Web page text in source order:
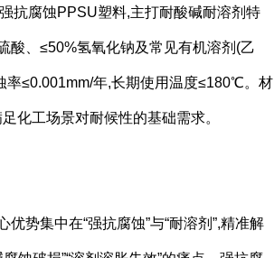
抗腐蚀PPSU塑料,主打耐酸碱耐溶剂特
酸、≤50%氢氧化钠及常见有机溶剂(乙
率≤0.001mm/年,长期使用温度≤180℃。材
化工场景对耐候性的基础需求。
势集中在“强抗腐蚀”与“耐溶剂”,精准解